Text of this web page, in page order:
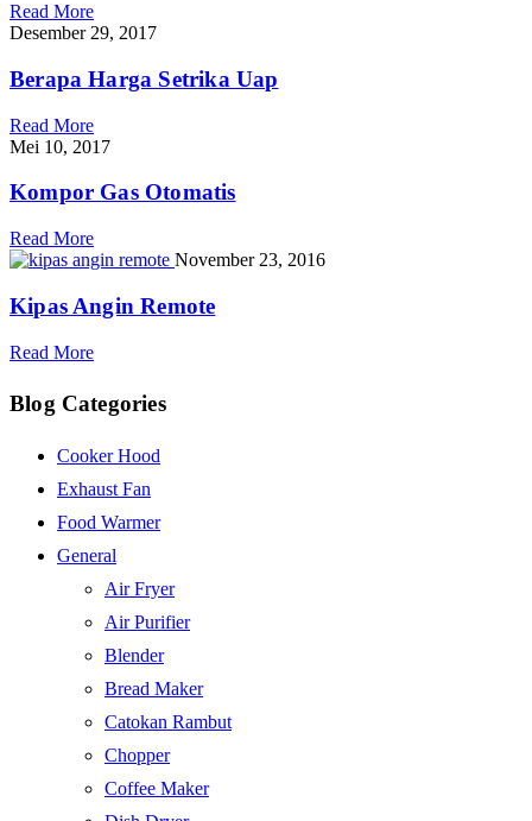
Read More
Desember 29, 2017
Berapa Harga Setrika Uap
Read More
Mei 10, 2017
Kompor Gas Otomatis
Read More
November 23, 2016
Kipas Angin Remote
Read More
Blog Categories
Cooker Hood
Exhaust Fan
Food Warmer
General
Air Fryer
Air Purifier
Blender
Bread Maker
Catokan Rambut
Chopper
Coffee Maker